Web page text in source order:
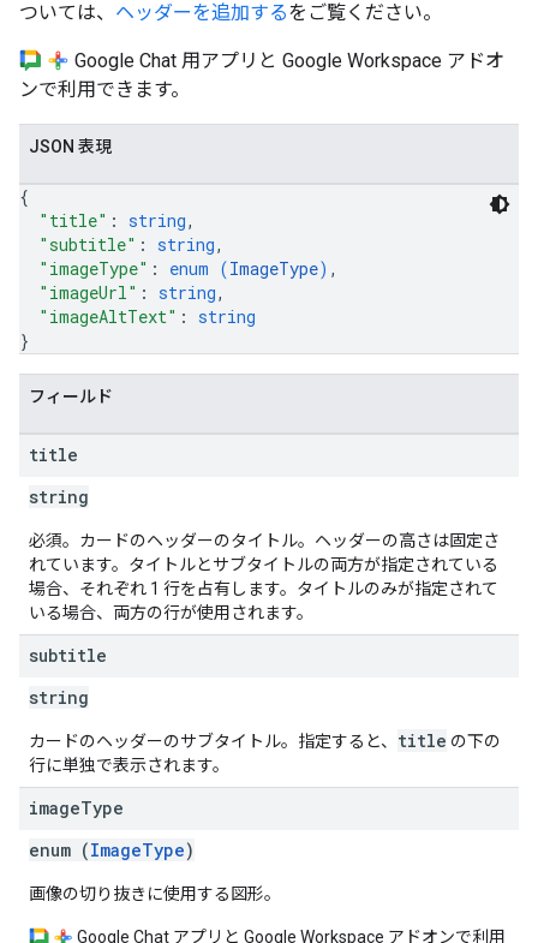
ついては、 ヘッダーを追加するをご覧ください。
Google Chat 用アプリと Google Workspace アドオ
ンで利用できます。
JSON 表現
{
"title" : string,
"subtitle" : string,
"imageType" : enum (ImageType) ,
"imageUrl" : string,
"imageAltText" : string
}
フィールド
title
string
必須。カードのヘッダーのタイトル。ヘッダーの高さは固定さ
れています。タイトルとサブタイトルの両方が指定されている
場合、それぞれ 1 行を占有します。タイトルのみが指定されて
いる場合、両方の行が使用されます。
subtitle
string
カードのヘッダーのサブタイトル。指定すると、 title の下の
行に単独で表示されます。
imageType
enum (ImageType)
画像の切り抜きに使用する図形。
Google Chat アプリと Google Workspace アドオンで利用